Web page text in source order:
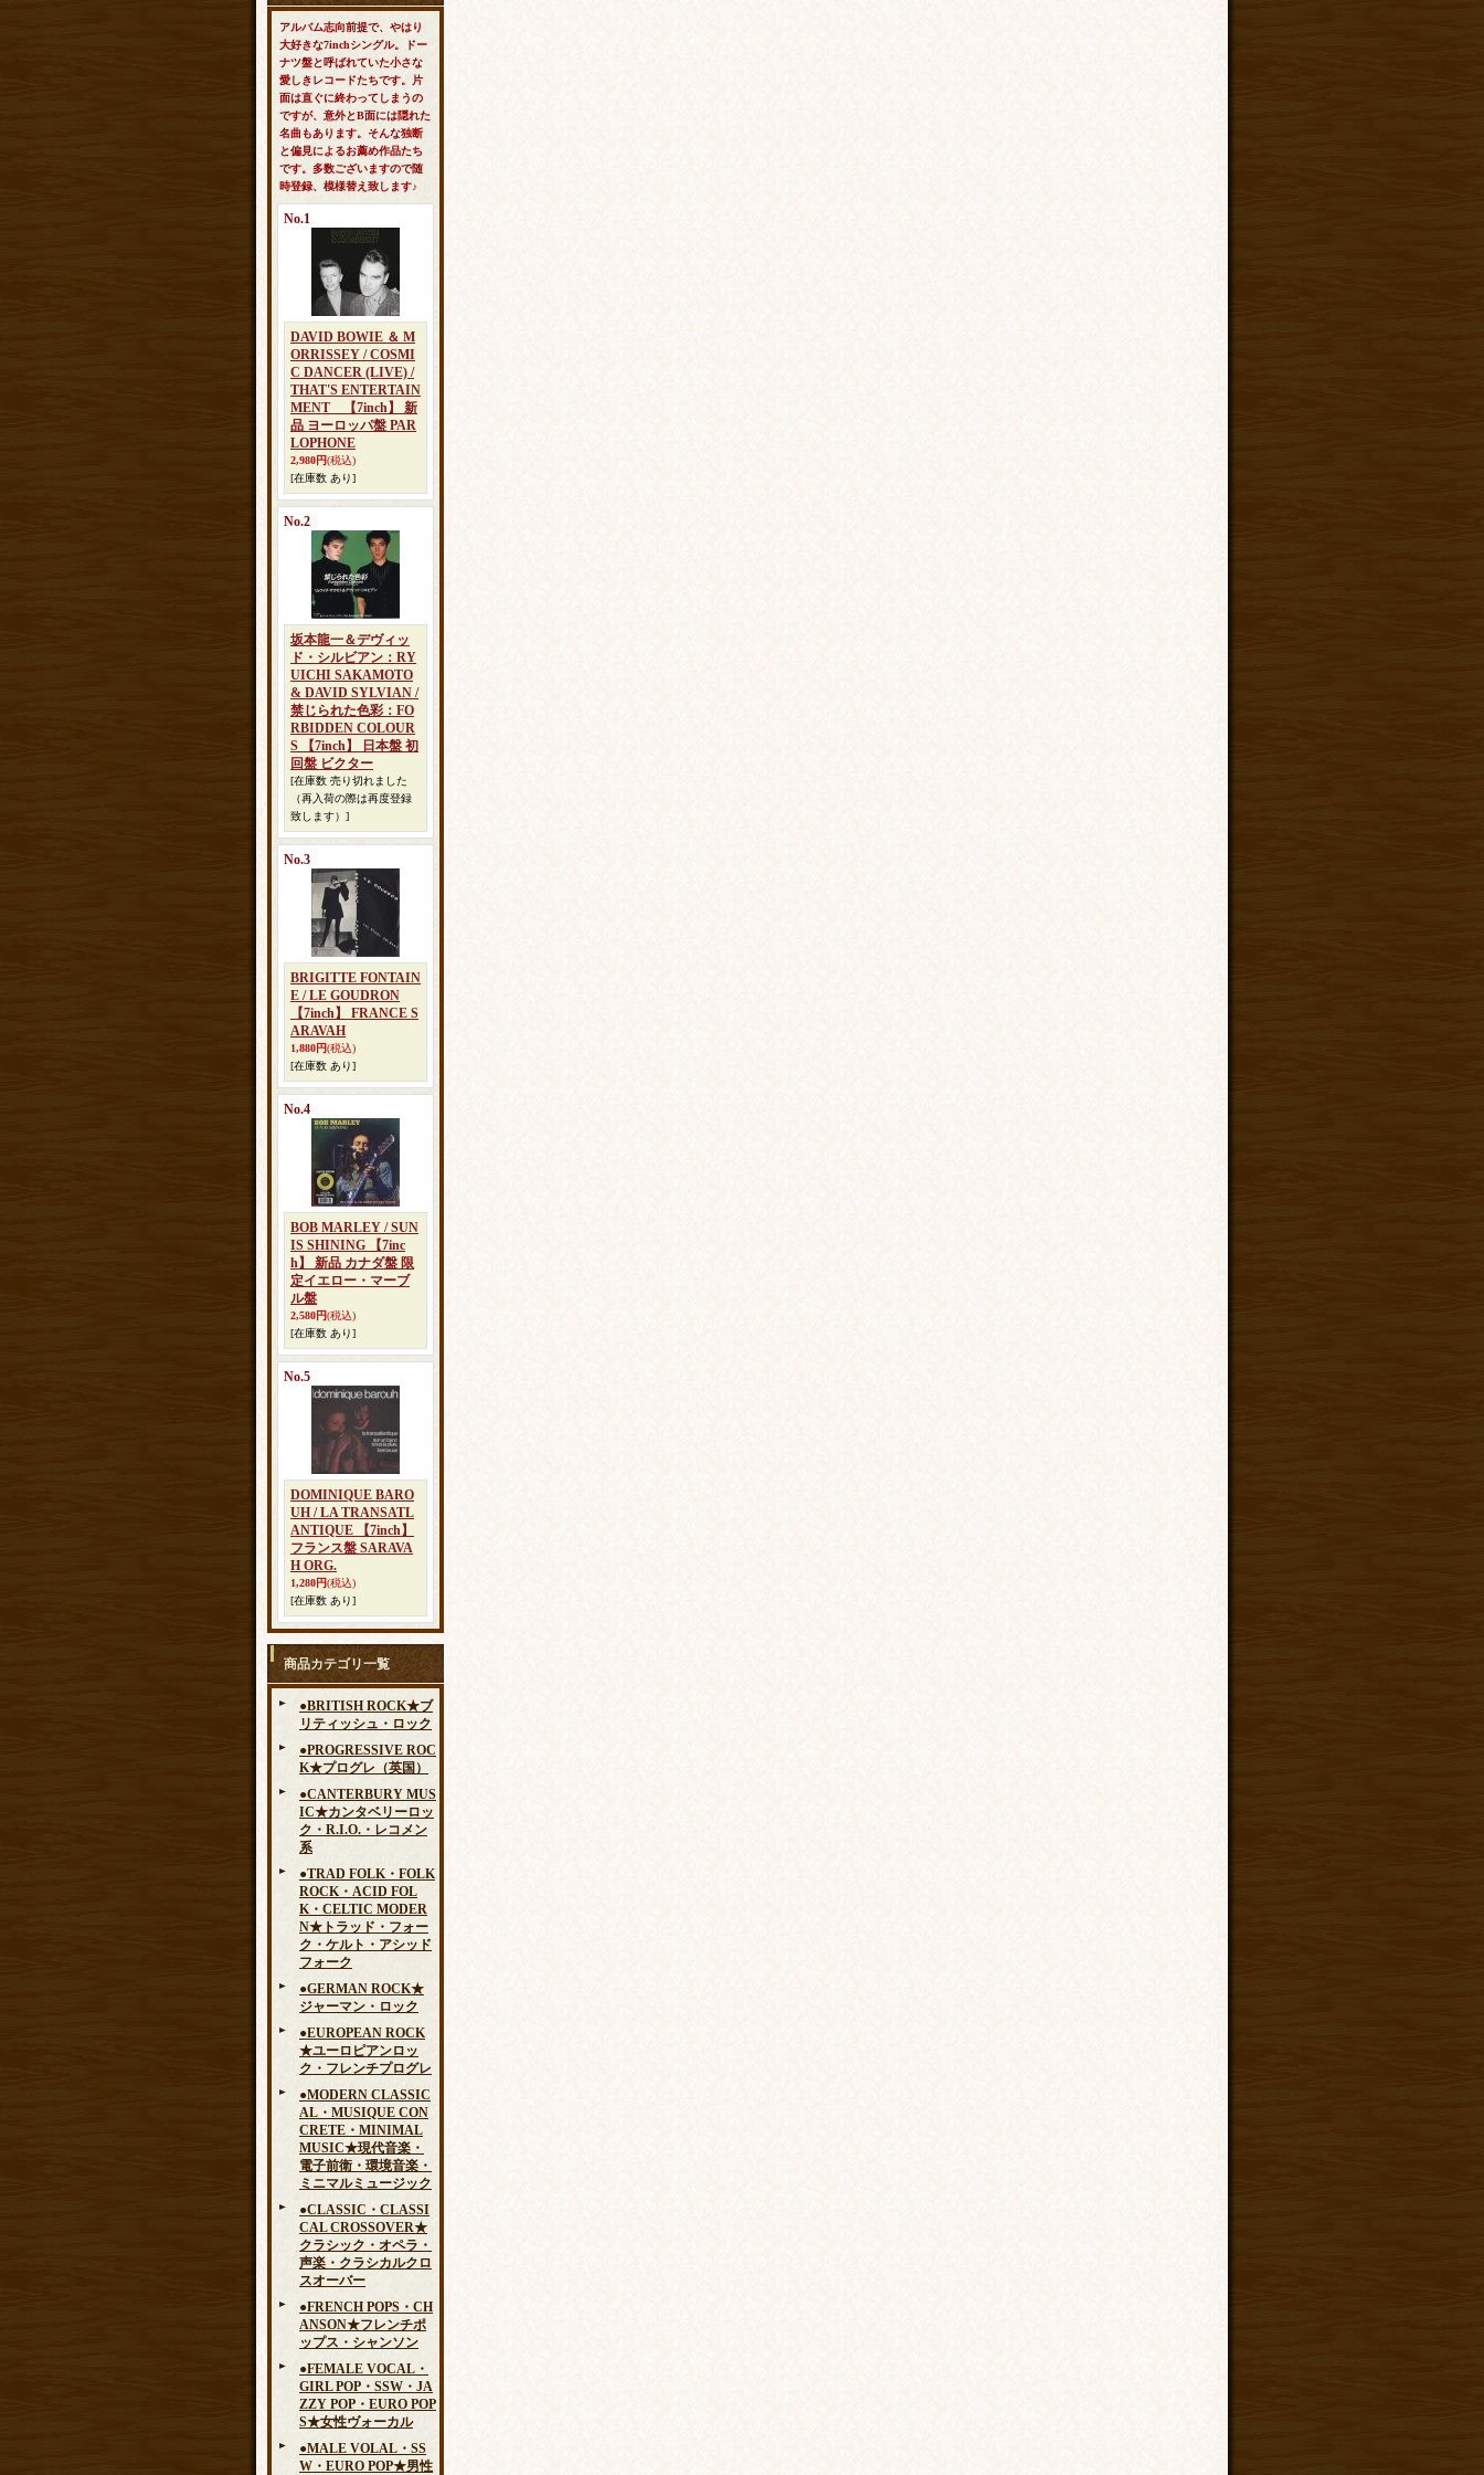
アルバム志向前提で、やはり
大好きな7inchシングル。ドー
ナツ盤と呼ばれていた小さな
愛しきレコードたちです。片
面は直ぐに終わってしまうの
ですが、意外とB面には隠れた
名曲もあります。そんな独断
と偏見によるお薦め作品たち
です。多数ございますので随
時登録、模様替え致します♪
No.1
DAVID BOWIE ＆ M
ORRISSEY / COSMI
C DANCER (LIVE) /
THAT'S ENTERTAIN
MENT 【7inch】 新
品 ヨーロッパ盤 PAR
LOPHONE
2,980円(税込)
[在庫数 あり]
No.2
坂本龍一＆デヴィッ
ド・シルビアン：RY
UICHI SAKAMOTO
& DAVID SYLVIAN /
禁じられた色彩：FO
RBIDDEN COLOUR
S 【7inch】 日本盤 初
回盤 ビクター
[在庫数 売り切れました
（再入荷の際は再度登録
致します）]
No.3
BRIGITTE FONTAIN
E / LE GOUDRON
【7inch】 FRANCE S
ARAVAH
1,880円(税込)
[在庫数 あり]
No.4
BOB MARLEY / SUN
IS SHINING 【7inc
h】 新品 カナダ盤 限
定イエロー・マーブ
ル盤
2,580円(税込)
[在庫数 あり]
No.5
DOMINIQUE BARO
UH / LA TRANSATL
ANTIQUE 【7inch】
フランス盤 SARAVA
H ORG.
1,280円(税込)
[在庫数 あり]
商品カテゴリ一覧
●BRITISH ROCK★ブ
リティッシュ・ロック
●PROGRESSIVE ROC
K★プログレ（英国）
●CANTERBURY MUS
IC★カンタベリーロッ
ク・R.I.O.・レコメン
系
●TRAD FOLK・FOLK
ROCK・ACID FOL
K・CELTIC MODER
N★トラッド・フォー
ク・ケルト・アシッド
フォーク
●GERMAN ROCK★
ジャーマン・ロック
●EUROPEAN ROCK
★ユーロピアンロッ
ク・フレンチプログレ
●MODERN CLASSIC
AL・MUSIQUE CON
CRETE・MINIMAL
MUSIC★現代音楽・
電子前衛・環境音楽・
ミニマルミュージック
●CLASSIC・CLASSI
CAL CROSSOVER★
クラシック・オペラ・
声楽・クラシカルクロ
スオーバー
●FRENCH POPS・CH
ANSON★フレンチポ
ップス・シャンソン
●FEMALE VOCAL・
GIRL POP・SSW・JA
ZZY POP・EURO POP
S★女性ヴォーカル
●MALE VOLAL・SS
W・EURO POP★男性